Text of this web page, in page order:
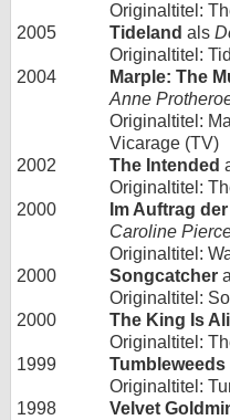
Originaltitel:
2005
Tideland als
Originaltitel:
2004
Marple: The
Anne
Originaltitel:
Vicarage (TV)
2002
The Intended
Originaltitel:
2000
Im Auftrag
Caroline
Originaltitel:
2000
Songcatcher
Originaltitel:
2000
The King Is
Originaltitel:
1999
Tumbleweeds
Originaltitel:
1998
Velvet